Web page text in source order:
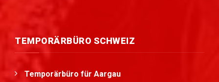
TEMPORÄRBÜRO SCHWEIZ
Temporärbüro für Aargau